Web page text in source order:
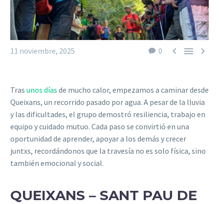
0   
11 noviembre, 2025
Tras unos días de mucho calor, empezamos a caminardesde
Queixans, un recorrido pasado por agua. A pesar de la lluvia
y las dificultades, el grupo demostró resiliencia, trabajo en
equipo y cuidado mutuo. Cada paso se convirtió en una
oportunidad de aprender, apoyar a los demás y crecer
juntxs, recordándonos que la travesía no es solo física, sino
también emocional y social.
QUEIXANS – SANT PAU DE